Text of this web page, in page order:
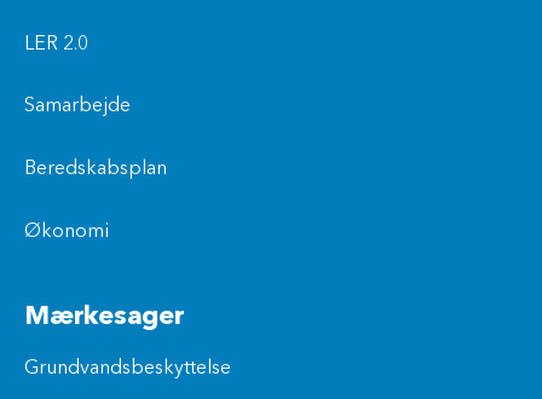
LER 2.0
Samarbejde
Beredskabsplan
Økonomi
Mærkesager
Grundvandsbeskyttelse